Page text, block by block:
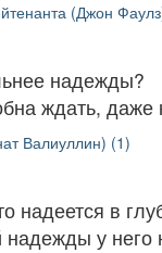
(Джон
надежды?
ждать, даже
Валиуллин) (1)
надеется в
надежды у него